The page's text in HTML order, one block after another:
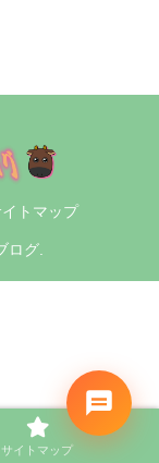
トマップ
ログ.
サイトマップ